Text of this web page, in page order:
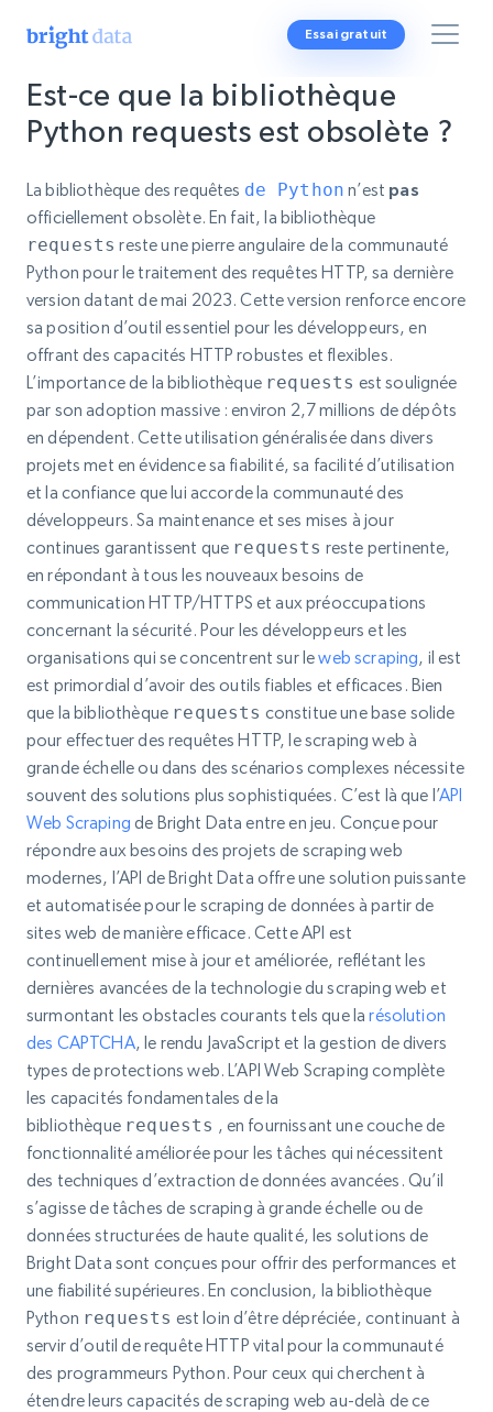
Essai gratuit
Est-ce que la bibliothèque
Python requests est obsolète ?
La bibliothèque des requêtes de Python n’est pas
officiellement obsolète. En fait, la bibliothèque
requests reste une pierre angulaire de la communauté
Python pour le traitement des requêtes HTTP, sa dernière
version datant de mai 2023. Cette version renforce encore
sa position d’outil essentiel pour les développeurs, en
offrant des capacités HTTP robustes et flexibles.
L’importance de la bibliothèque requests est soulignée
par son adoption massive : environ 2,7 millions de dépôts
en dépendent. Cette utilisation généralisée dans divers
projets met en évidence sa fiabilité, sa facilité d’utilisation
et la confiance que lui accorde la communauté des
développeurs. Sa maintenance et ses mises à jour
continues garantissent que requests reste pertinente,
en répondant à tous les nouveaux besoins de
communication HTTP/HTTPS et aux préoccupations
concernant la sécurité. Pour les développeurs et les
organisations qui se concentrent sur leweb scraping, il est
est primordial d’avoir des outils fiables et efficaces. Bien
que la bibliothèque requests constitue une base solide
pour effectuer des requêtes HTTP, le scraping web à
grande échelle ou dans des scénarios complexes nécessite
souvent des solutions plus sophistiquées. C’est là que l’API
Web Scraping de Bright Data entre en jeu. Conçue pour
répondre aux besoins des projets de scraping web
modernes, l’API de Bright Data offre une solution puissante
et automatisée pour le scraping de données à partir de
sites web de manière efficace. Cette API est
continuellement mise à jour et améliorée, reflétant les
dernières avancées de la technologie du scraping web et
surmontant les obstacles courants tels que larésolution
des CAPTCHA, le rendu JavaScript et la gestion de divers
types de protections web. L’API Web Scraping complète
les capacités fondamentales de la
bibliothèque requests , en fournissant une couche de
fonctionnalité améliorée pour les tâches qui nécessitent
des techniques d’extraction de données avancées. Qu’il
s’agisse de tâches de scraping à grande échelle ou de
données structurées de haute qualité, les solutions de
Bright Data sont conçues pour offrir des performances et
une fiabilité supérieures. En conclusion, la bibliothèque
Python requests est loin d’être dépréciée, continuant à
servir d’outil de requête HTTP vital pour la communauté
des programmeurs Python. Pour ceux qui cherchent à
étendre leurs capacités de scraping web au-delà de ce